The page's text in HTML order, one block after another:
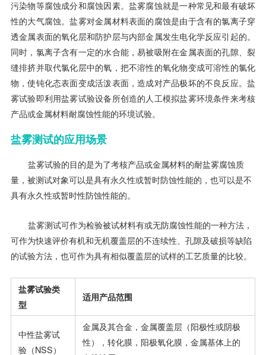
污染物等腐蚀成分和腐蚀因素。盐雾腐蚀就是一种常见和最有破坏
性的大气腐蚀。盐雾对金属材料表面的腐蚀是由于含有的氯离子穿
透金属表面的氧化层和防护层与内部金属发生电化学反应引起的。
同时，氯离子含有一定的水合能，易被吸附在金属表面的孔隙、裂
缝排挤并取代氯化层中的氧，把不溶性的氧化物变成可溶性的氯化
物，使钝化态表面变成活泼表面，造成对产品极坏的不良反应。盐
雾试验即利用盐雾试验设备所创造的人工模拟盐雾环境条件来考核
产品或金属材料耐腐蚀性能的环境试验。
盐雾测试的应用场景
盐雾试验的目的是为了考核产品或金属材料的耐盐雾腐蚀质
量，被测试对象可以是具有永久性或暂时防蚀性能的，也可以是不
具有永久性或暂时性防蚀性能的。
盐雾测试可作为检验被试材料有或无防腐蚀性能的一种方法，
可作为快速评价有机和无机覆盖层的不连续性、孔隙及破损等缺陷
的试验方法，也可作为具有相似覆盖层的试样的工艺质量的比较。
盐雾试验类
型
适用产品范围
中性盐雾试
验（NSS）
金属及其合金，金属覆盖层（阳极性或阴极
性），转化膜，阳极氧化膜，金属基体上的